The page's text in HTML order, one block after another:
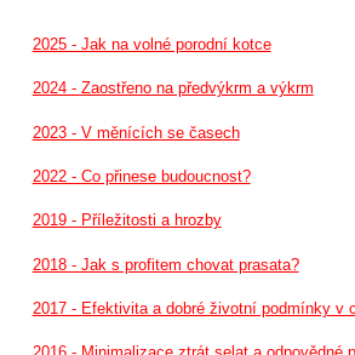
2025 - Jak na volné porodní kotce
2024 - Zaostřeno na předvýkrm a výkrm
2023 - V měnících se časech
2022 - Co přinese budoucnost?
2019 - Příležitosti a hrozby
2018 - Jak s profitem chovat prasata?
2017 - Efektivita a dobré životní podmínky v